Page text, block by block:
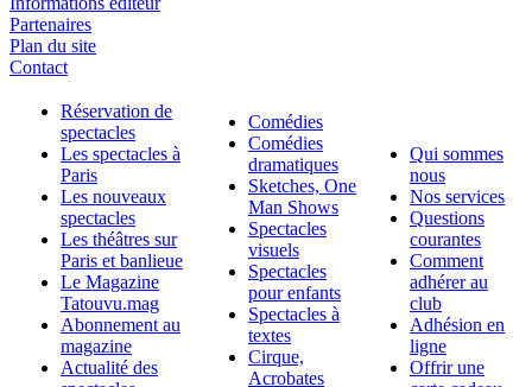
Partenaires
Plan du site
Contact
Réservation de
spectacles
Les spectacles à
Paris
Les nouveaux
spectacles
Les théâtres sur
Paris et banlieue
Le Magazine
Tatouvu.mag
Abonnement au
magazine
Actualité des
Comédies
Comédies
dramatiques
Sketches, One
Man Shows
Spectacles
visuels
Spectacles
pour enfants
Spectacles à
textes
Cirque,
Acrobates
Qui sommes
nous
Nos services
Questions
courantes
Comment
adhérer au
club
Adhésion en
ligne
Offrir une